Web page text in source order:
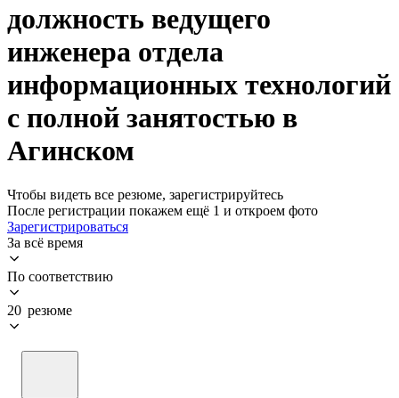
должность ведущего
инженера отдела
информационных технологий
с полной занятостью в
Агинском
Чтобы видеть все резюме, зарегистрируйтесь
После регистрации покажем ещё 1 и откроем фото
Зарегистрироваться
За всё время
По соответствию
20 резюме